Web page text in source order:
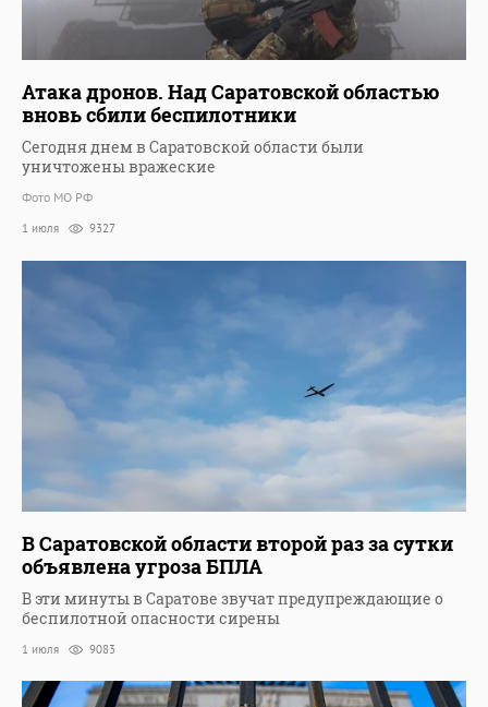
Атака дронов. Над Саратовской областью
вновь сбили беспилотники
Сегодня днем в Саратовской области были
уничтожены вражеские
Фото МО РФ
1 июля 9327
В Саратовской области второй раз за сутки
объявлена угроза БПЛА
В эти минуты в Саратове звучат предупреждающие о
беспилотной опасности сирены
1 июля 9083